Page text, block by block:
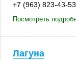
+7 (963) 823-43-53
Посмотреть
Лагуна